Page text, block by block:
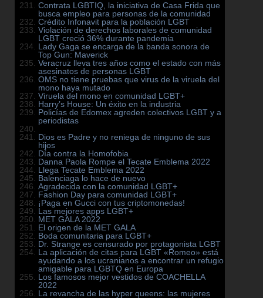
Contrata LGBTIQ, la iniciativa de Casa Frida que
busca empleo para personas de la comunidad
Crédito Infonavit para la población LGBT
Violación de derechos laborales de comunidad
LGBT creció 36% durante pandemia
Lady Gaga se encarga de la banda sonora de
Top Gun: Maverick
Veracruz lleva tres años como el estado con más
asesinatos de personas LGBT
OMS no tiene pruebas que virus de la viruela del
mono haya mutado
Viruela del mono en comunidad LGBT+
Harry’s House: Un éxito en la industria
Policías de Edomex agreden colectivos LGBT y a
periodistas
Dios es Padre y no reniega de ninguno de sus
hijos
Día contra la Homofobia
Danna Paola Rompe el Tecate Emblema 2022
Llega Tecate Emblema 2022
Balenciaga lo hace de nuevo
Agradecida con la comunidad LGBT+
Fashion Day para comunidad LGBT+
¡Paga en Gucci con tus criptomonedas!
Las mejores apps LGBT+
MET GALA 2022
El origen de la MET GALA
Boda comunitaria para LGBT+
Dr. Strange es censurado por protagonista LGBT
La aplicación de citas para LGBT «Romeo» está
ayudando a los ucranianos a encontrar un refugio
amigable para LGBTQ en Europa
Los famosos mejor vestidos de COACHELLA
2022
La revancha de las hyper queens: las mujeres